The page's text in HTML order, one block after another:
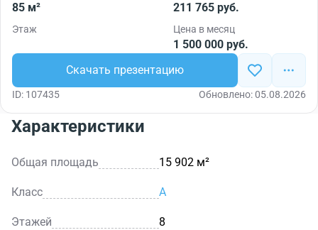
85 м² 211 765 руб.
Этаж Цена в месяц
1 500 000 руб.
Скачать презентацию
ID: 107435 Обновлено: 05.08.2026
Характеристики
Общая площадь 15 902 м²
Класс A
Этажей 8